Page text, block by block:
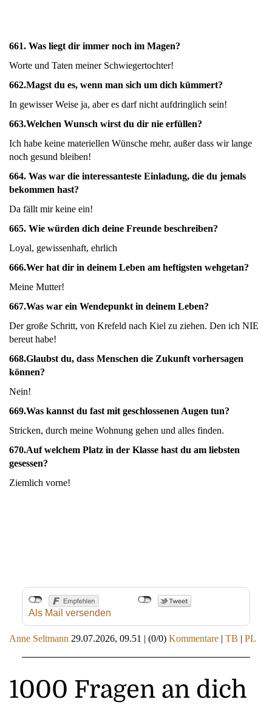
661. Was liegt dir immer noch im Magen?
Worte und Taten meiner Schwiegertochter!
662.Magst du es, wenn man sich um dich kümmert?
In gewisser Weise ja, aber es darf nicht aufdringlich sein!
663.Welchen Wunsch wirst du dir nie erfüllen?
Ich habe keine materiellen Wünsche mehr, außer dass wir lange
noch gesund bleiben!
664. Was war die interessanteste Einladung, die du jemals
bekommen hast?
Da fällt mir keine ein!
665. Wie würden dich deine Freunde beschreiben?
Loyal, gewissenhaft, ehrlich
666.Wer hat dir in deinem Leben am heftigsten wehgetan?
Meine Mutter!
667.Was war ein Wendepunkt in deinem Leben?
Der große Schritt, von Krefeld nach Kiel zu ziehen. Den ich NIE
bereut habe!
668.Glaubst du, dass Menschen die Zukunft vorhersagen
können?
Nein!
669.Was kannst du fast mit geschlossenen Augen tun?
Stricken, durch meine Wohnung gehen und alles finden.
670.Auf welchem Platz in der Klasse hast du am liebsten
gesessen?
Ziemlich vorne!
Als Mail versenden
Anne Seltmann 29.07.2026, 09.51 | (0/0) Kommentare | TB | PL
1000 Fragen an dich